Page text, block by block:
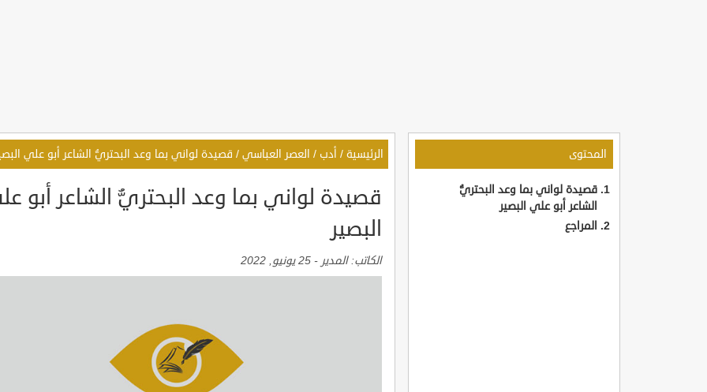
المحتوى
قصيدة لواني بما وعد البحتريُّ
الشاعر أبو علي البصير
المراجع
الرئيسية / أدب / العصر العباسي / قصيدة لواني بما وعد البحتريُّ الشاعر أبو علي
قصيدة لواني بما وعد البحتريُّ الشاعر أبو
البصير
الكاتب:المدير - 25 يونيو, 2022